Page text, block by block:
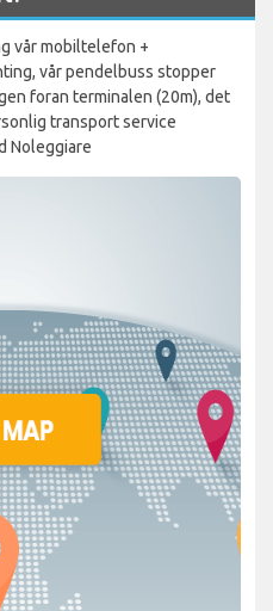
vår mobiltelefon +
vår pendelbuss stopper
foran terminalen (20m), det
transport service
Noleggiare